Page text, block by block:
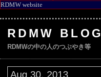
RDMW website
RDMW BLOG
RDMWの中の人のつぶやき等
Aug 30, 2013